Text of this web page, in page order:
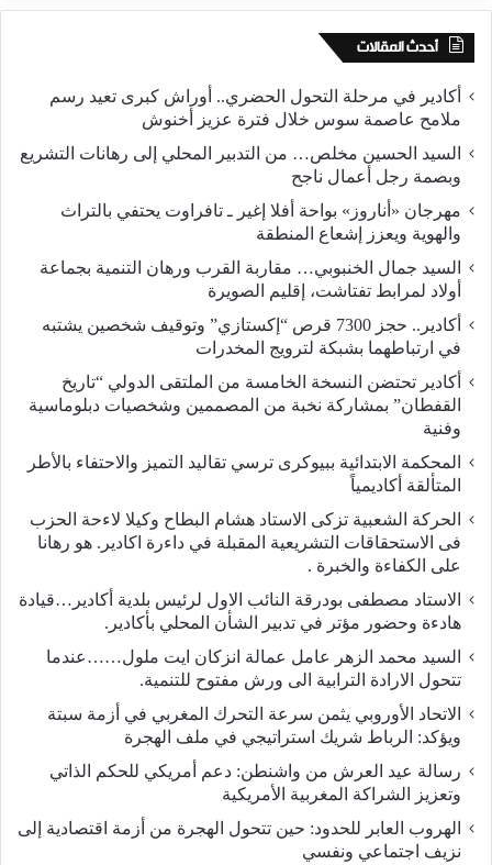
أحدث المقالات
أكادير في مرحلة التحول الحضري.. أوراش كبرى تعيد رسم
ملامح عاصمة سوس خلال فترة عزيز أخنوش
السيد الحسين مخلص… من التدبير المحلي إلى رهانات التشريع
وبصمة رجل أعمال ناجح
مهرجان «أناروز» بواحة أفلا إغير ـ تافراوت يحتفي بالتراث
والهوية ويعزز إشعاع المنطقة
السيد جمال الخنبوبي… مقاربة القرب ورهان التنمية بجماعة
أولاد لمرابط تفتاشت، إقليم الصويرة
أكادير.. حجز 7300 قرص “إكستازي” وتوقيف شخصين يشتبه
في ارتباطهما بشبكة لترويج المخدرات
أكادير تحتضن النسخة الخامسة من الملتقى الدولي “تاريخ
القفطان” بمشاركة نخبة من المصممين وشخصيات دبلوماسية
وفنية
المحكمة الابتدائية ببيوكرى ترسي تقاليد التميز والاحتفاء بالأطر
المتألقة أكاديمياً
الحركة الشعبية تزكى الاستاد هشام البطاح وكيلا لاءحة الحزب
فى الاستحقاقات التشريعية المقبلة في داءرة اكادير. هو رهانا
على الكفاءة والخبرة .
الاستاد مصطفى بودرقة النائب الاول لرئيس بلدية أكادير…قيادة
هادءة وحضور مؤتر في تدبير الشأن المحلي بأكادير.
السيد محمد الزهر عامل عمالة انزكان ايت ملول……عندما
تتحول الارادة الترابية الى ورش مفتوح للتنمية.
الاتحاد الأوروبي يثمن سرعة التحرك المغربي في أزمة سبتة
ويؤكد: الرباط شريك استراتيجي في ملف الهجرة
رسالة عيد العرش من واشنطن: دعم أمريكي للحكم الذاتي
وتعزيز الشراكة المغربية الأمريكية
​الهروب العابر للحدود: حين تتحول الهجرة من أزمة اقتصادية إلى
نزيف اجتماعي ونفسي